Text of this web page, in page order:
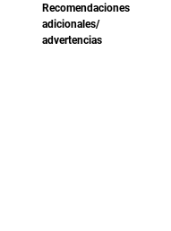
Recomendaciones
adicionales/
advertencias